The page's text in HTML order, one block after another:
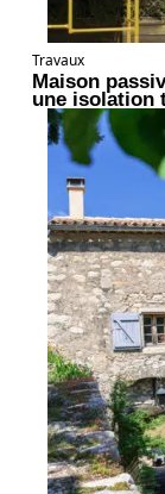
Travaux
Maison
une isolation